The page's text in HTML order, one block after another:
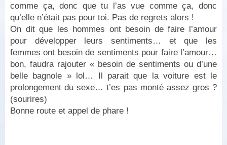
comme ça, donc que tu l’as vue comme ça, donc
qu’elle n’était pas pour toi. Pas de regrets alors !
On dit que les hommes ont besoin de faire l’amour
pour développer leurs sentiments… et que les
femmes ont besoin de sentiments pour faire l’amour…
bon, faudra rajouter « besoin de sentiments ou d’une
belle bagnole » lol… Il parait que la voiture est le
prolongement du sexe… t’es pas monté assez gros ?
(sourires)
Bonne route et appel de phare !